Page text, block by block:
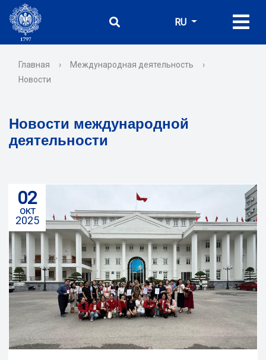
RU
Главная › Международная деятельность
›
Новости
Новости международной
деятельности
02
окт
2025